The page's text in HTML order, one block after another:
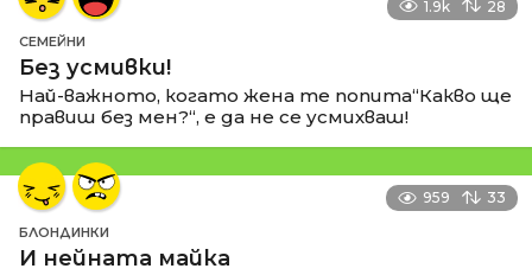
1.9k 28
СЕМЕЙНИ
Без усмивки!
Най-важното, когато жена те попита“Какво ще
правиш без мен?“, е да не се усмихваш!
959 33
БЛОНДИНКИ
И нейната майка